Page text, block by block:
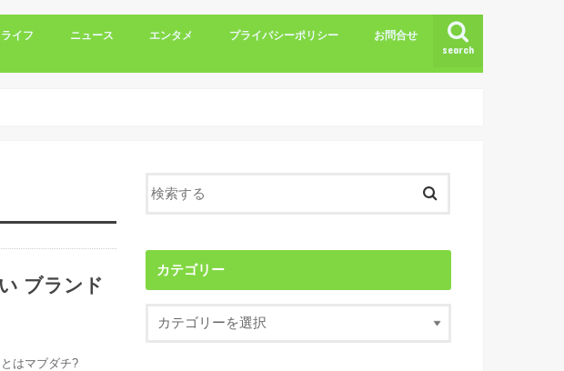
search
ライフ ニュース エンタメ プライバシーポリシー お問合せ
ブランド
はマブダチ?
カテゴリー